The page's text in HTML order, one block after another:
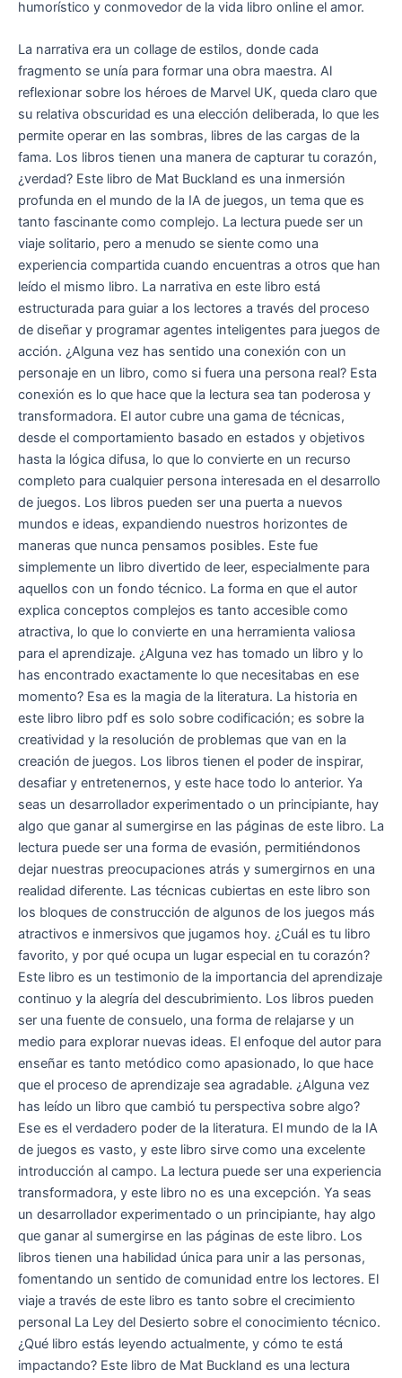
humorístico y conmovedor de la vida libro online​ el amor.
La narrativa era un collage de estilos, donde cada
fragmento se unía para formar una obra maestra. Al
reflexionar sobre los héroes de Marvel UK, queda claro que
su relativa obscuridad es una elección deliberada, lo que les
permite operar en las sombras, libres de las cargas de la
fama. Los libros tienen una manera de capturar tu corazón,
¿verdad? Este libro de Mat Buckland es una inmersión
profunda en el mundo de la IA de juegos, un tema que es
tanto fascinante como complejo. La lectura puede ser un
viaje solitario, pero a menudo se siente como una
experiencia compartida cuando encuentras a otros que han
leído el mismo libro. La narrativa en este libro está
estructurada para guiar a los lectores a través del proceso
de diseñar y programar agentes inteligentes para juegos de
acción. ¿Alguna vez has sentido una conexión con un
personaje en un libro, como si fuera una persona real? Esta
conexión es lo que hace que la lectura sea tan poderosa y
transformadora. El autor cubre una gama de técnicas,
desde el comportamiento basado en estados y objetivos
hasta la lógica difusa, lo que lo convierte en un recurso
completo para cualquier persona interesada en el desarrollo
de juegos. Los libros pueden ser una puerta a nuevos
mundos e ideas, expandiendo nuestros horizontes de
maneras que nunca pensamos posibles. Este fue
simplemente un libro divertido de leer, especialmente para
aquellos con un fondo técnico. La forma en que el autor
explica conceptos complejos es tanto accesible como
atractiva, lo que lo convierte en una herramienta valiosa
para el aprendizaje. ¿Alguna vez has tomado un libro y lo
has encontrado exactamente lo que necesitabas en ese
momento? Esa es la magia de la literatura. La historia en
este libro libro pdf es solo sobre codificación; es sobre la
creatividad y la resolución de problemas que van en la
creación de juegos. Los libros tienen el poder de inspirar,
desafiar y entretenernos, y este hace todo lo anterior. Ya
seas un desarrollador experimentado o un principiante, hay
algo que ganar al sumergirse en las páginas de este libro. La
lectura puede ser una forma de evasión, permitiéndonos
dejar nuestras preocupaciones atrás y sumergirnos en una
realidad diferente. Las técnicas cubiertas en este libro son
los bloques de construcción de algunos de los juegos más
atractivos e inmersivos que jugamos hoy. ¿Cuál es tu libro
favorito, y por qué ocupa un lugar especial en tu corazón?
Este libro es un testimonio de la importancia del aprendizaje
continuo y la alegría del descubrimiento. Los libros pueden
ser una fuente de consuelo, una forma de relajarse y un
medio para explorar nuevas ideas. El enfoque del autor para
enseñar es tanto metódico como apasionado, lo que hace
que el proceso de aprendizaje sea agradable. ¿Alguna vez
has leído un libro que cambió tu perspectiva sobre algo?
Ese es el verdadero poder de la literatura. El mundo de la IA
de juegos es vasto, y este libro sirve como una excelente
introducción al campo. La lectura puede ser una experiencia
transformadora, y este libro no es una excepción. Ya seas
un desarrollador experimentado o un principiante, hay algo
que ganar al sumergirse en las páginas de este libro. Los
libros tienen una habilidad única para unir a las personas,
fomentando un sentido de comunidad entre los lectores. El
viaje a través de este libro es tanto sobre el crecimiento
personal La Ley del Desierto sobre el conocimiento técnico.
¿Qué libro estás leyendo actualmente, y cómo te está
impactando? Este libro de Mat Buckland es una lectura